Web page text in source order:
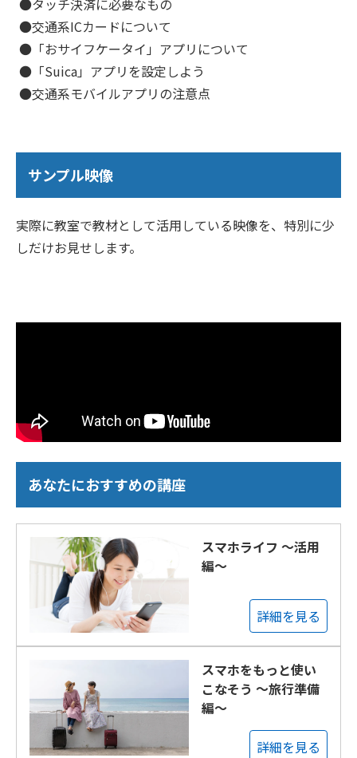
●タッチ決済に必要なもの
●交通系ICカードについて
●「おサイフケータイ」アプリについて
●「Suica」アプリを設定しよう
●交通系モバイルアプリの注意点
サンプル映像
実際に教室で教材として活用している映像を、特別に少
しだけお見せします。
あなたにおすすめの講座
スマホライフ ～活用
編～
詳細を見る
スマホをもっと使い
こなそう ～旅行準備
編～
詳細を見る